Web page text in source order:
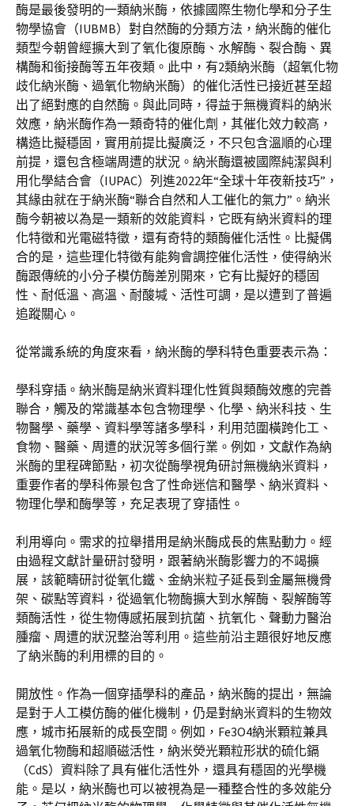
酶是最後發明的一類納米酶，依據國際生物化學和分子生
物學協會（IUBMB）對自然酶的分類方法，納米酶的催化
類型今朝曾經擴大到了氧化復原酶、水解酶、裂合酶、異
構酶和銜接酶等五年夜類。此中，有2類納米酶（超氧化物
歧化納米酶、過氧化物納米酶）的催化活性已接近甚至超
出了絕對應的自然酶。與此同時，得益于無機資料的納米
效應，納米酶作為一類奇特的催化劑，其催化效力較高，
構造比擬穩固，實用前提比擬廣泛，不只包含溫順的心理
前提，還包含極端周遭的狀況。納米酶還被國際純潔與利
用化學結合會（IUPAC）列進2022年“全球十年夜新技巧”，
其緣由就在于納米酶“聯合自然和人工催化的氣力”。納米
酶今朝被以為是一類新的效能資料，它既有納米資料的理
化特徵和光電磁特徵，還有奇特的類酶催化活性。比擬偶
合的是，這些理化特徵有能夠會調控催化活性，使得納米
酶跟傳統的小分子模仿酶差別開來，它有比擬好的穩固
性、耐低溫、高溫、耐酸堿、活性可調，是以遭到了普遍
追蹤關心。
從常識系統的角度來看，納米酶的學科特色重要表示為：
學科穿插。納米酶是納米資料理化性質與類酶效應的完善
聯合，觸及的常識基本包含物理學、化學、納米科技、生
物醫學、藥學、資料學等諸多學科，利用范圍橫跨化工、
食物、醫藥、周遭的狀況等多個行業。例如，文獻作為納
米酶的里程碑節點，初次從酶學視角研討無機納米資料，
重要作者的學科佈景包含了性命迷信和醫學、納米資料、
物理化學和酶學等，充足表現了穿插性。
利用導向。需求的拉舉措用是納米酶成長的焦點動力。經
由過程文獻計量研討發明，跟著納米酶影響力的不竭擴
展，該範疇研討從氧化鐵、金納米粒子延長到金屬無機骨
架、碳點等資料，從過氧化物酶擴大到水解酶、裂解酶等
類酶活性，從生物傳感拓展到抗菌、抗氧化、聲動力醫治
腫瘤、周遭的狀況整治等利用。這些前沿主題很好地反應
了納米酶的利用標的目的。
開放性。作為一個穿插學科的產品，納米酶的提出，無論
是對于人工模仿酶的催化機制，仍是對納米資料的生物效
應，城市拓展新的成長空間。例如，Fe3O4納米顆粒兼具
過氧化物酶和超順磁活性，納米熒光顆粒形狀的硫化鎘
（CdS）資料除了具有催化活性外，還具有穩固的光學機
能。是以，納米酶也可以被視為是一種整合性的多效能分